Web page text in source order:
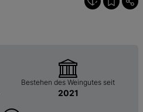
Bestehen des Weingutes seit
2021